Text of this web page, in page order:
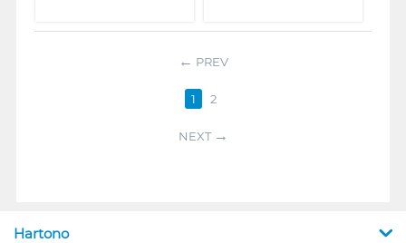
PREV
1 2
NEXT
Hartono